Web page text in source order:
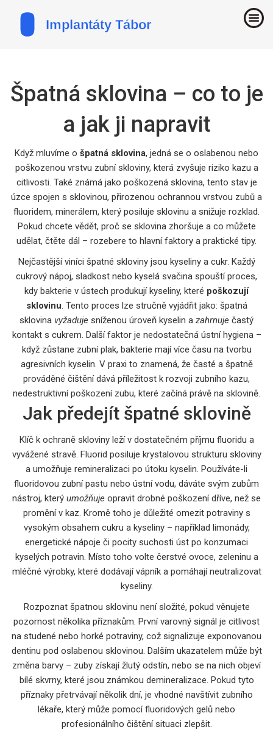
Špatná sklovina – co to je
a jak ji napravit
Když mluvíme o špatná sklovina, jedná se o oslabenou nebo
poškozenou vrstvu zubní skloviny, která zvyšuje riziko kazu a
citlivosti. Také známá jako poškozená sklovina, tento stav je
úzce spojen s sklovinou, přirozenou ochrannou vrstvou zubů a
fluoridem, minerálem, který posiluje sklovinu a snižuje rozklad.
Pokud chcete vědět, proč se sklovina zhoršuje a co můžete
udělat, čtěte dál – rozebere to hlavní faktory a praktické tipy.
Nejčastější viníci špatné skloviny jsou kyseliny a cukr. Každý
cukrový nápoj, sladkost nebo kyselá svačina spouští proces,
kdy bakterie v ústech produkují kyseliny, které poškozují
sklovinu. Tento proces lze stručně vyjádřit jako: špatná
sklovina vyžaduje sníženou úroveň kyselin a zahrnuje častý
kontakt s cukrem. Další faktor je nedostatečná ústní hygiena –
když zůstane zubní plak, bakterie mají více času na tvorbu
agresivních kyselin. V praxi to znamená, že časté a špatně
prováděné čištění dává příležitost k rozvoji zubního kazu,
nedestruktivní poškození zubu, které začíná právě na sklovině.
Jak předejít špatné sklovině
Klíč k ochraně skloviny leží v dostatečném příjmu fluoridu a
vyvážené stravě. Fluorid posiluje krystalovou strukturu skloviny
a umožňuje remineralizaci po útoku kyselin. Používáte-li
fluoridovou zubní pastu nebo ústní vodu, dáváte svým zubům
nástroj, který umožňuje opravit drobné poškození dříve, než se
promění v kaz. Kromě toho je důležité omezit potraviny s
vysokým obsahem cukru a kyseliny – například limonády,
energetické nápoje či pocity suchosti úst po konzumaci
kyselých potravin. Místo toho volte čerstvé ovoce, zeleninu a
mléčné výrobky, které dodávají vápník a pomáhají neutralizovat
kyseliny.
Rozpoznat špatnou sklovinu není složité, pokud věnujete
pozornost několika příznakům. První varovný signál je citlivost
na studené nebo horké potraviny, což signalizuje exponovanou
dentinu pod oslabenou sklovinou. Dalším ukazatelem může být
změna barvy – zuby získají žlutý odstín, nebo se na nich objeví
bílé skvrny, které jsou známkou demineralizace. Pokud tyto
příznaky přetrvávají několik dní, je vhodné navštívit zubního
lékaře, který může pomocí fluoridových gelů nebo
profesionálního čištění situaci zlepšit.